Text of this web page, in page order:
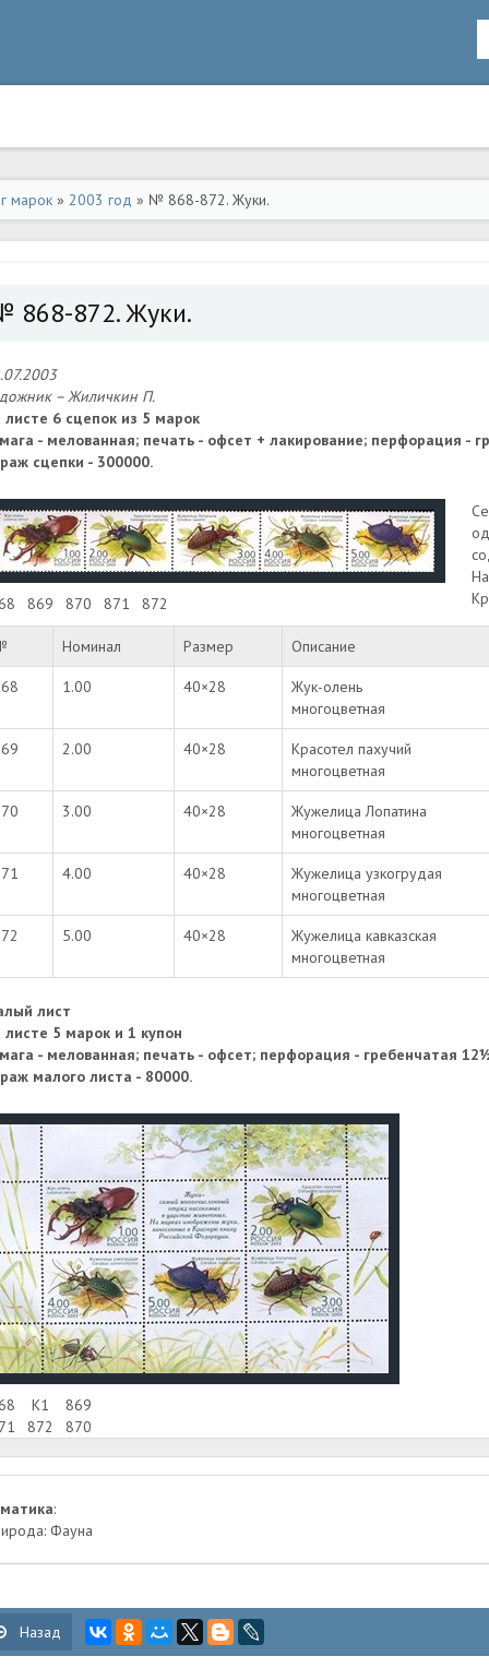
марок » 2003 год » № 868-872. Жуки.
868-872. Жуки.
– Жиличкин П.
листе 6 сцепок из 5 марок
- мелованная; печать - офсет + лакирование; перфорация -
сцепки - 300000.
869 870 871 872
Номинал Размер Описание
1.00 40×28
Жук-олень
многоцветная
2.00 40×28
Красотел пахучий
многоцветная
3.00 40×28
Жужелица Лопатина
многоцветная
4.00 40×28
Жужелица узкогрудая
многоцветная
5.00 40×28
Жужелица кавказская
многоцветная
лист
листе 5 марок и 1 купон
- мелованная; печать - офсет; перфорация - гребенчатая
малого листа - 80000.
K1
869
872 870
:
Фауна
Назад